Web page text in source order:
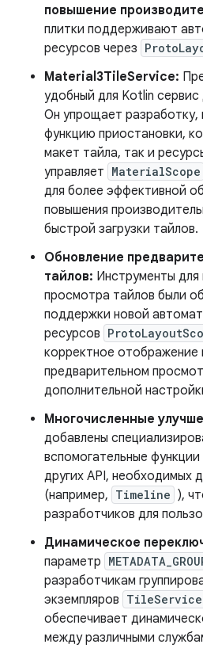
повышение
плитки поддерживают
ресурсов через
Material3TileService:
удобный для Kotlin сервис
Он упрощает разработку,
функцию приостановки,
макет тайла, так и
управляет MaterialScope
для более эффективной
повышения
быстрой загрузки тайлов.
Обновление
тайлов: Инструменты для
просмотра тайлов были
поддержки новой
ресурсов
корректное отображение
предварительном
дополнительной
Многочисленные
добавлены
вспомогательные
других API, необходимых
(например, Timeline ),
разработчиков для
Динамическое
параметр
разработчикам
экземпляров TileService
обеспечивает
между различными